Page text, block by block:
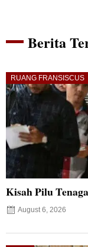
Berita
RUANG FRANSISCUS
Kisah Pilu
August 6, 2026